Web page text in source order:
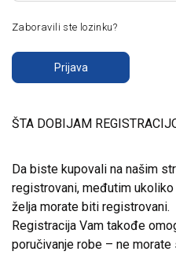
Zaboravili ste lozinku?
Prijava
ŠTA DOBIJAM
Da biste kupovali na našim
registrovani, međutim
želja morate biti registrovani.
Registracija Vam takođe
poručivanje robe – ne